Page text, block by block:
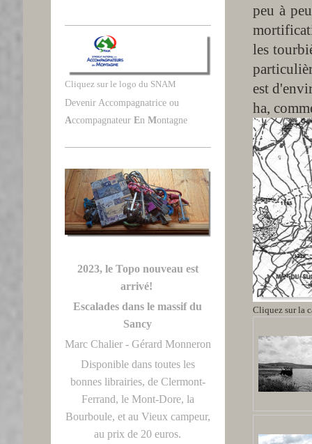
peu à
les
est
ha,
Cliquez sur la
Cliquez sur le logo du SNAM
Devenir Accompagnatrice ou
Accompagnateur En Montagne
2023, le Topo nouveau est
arrivé!
Escalades dans le massif du
Sancy
Marc Chalier - Gérard Monneron
Disponible dans toutes les
bonnes librairies, de Clermont-
Ferrand, le Mont-Dore, la
Bourboule, et au Vieux campeur,
au prix de 20 euros.